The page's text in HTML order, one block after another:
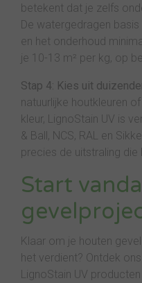
betekent dat je zelfs
De watergedragen
en het onderhoud
je 10-13 m² per kg, op
Stap 4: Kies uit
natuurlijke houtkleuren
kleur, LignoStain UV is
& Ball, NCS, RAL en
precies de uitstraling die
Start
Klaar om je houten
het verdient? Ontdek
LignoStain UV